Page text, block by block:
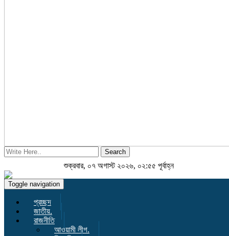
Search
শুক্রবার, ০৭ অগাস্ট ২০২৬, ০২:৫৫ পূর্বাহ্ন
Toggle navigation
প্রচ্ছদ
জাতীয়.
রাজনীতি
আওয়ামী লীগ.